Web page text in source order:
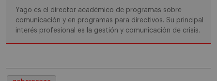
Yago es el director académico de programas sobre
comunicación y en programas para directivos. Su principal
interés profesional es la gestión y comunicación de crisis.